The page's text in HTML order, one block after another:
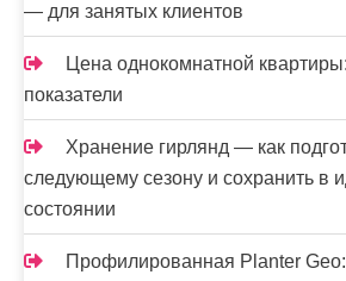
— для занятых клиентов
Цена однокомнатной
показатели
Хранение гирлянд — как
следующему сезону и сохранить в
состоянии
Профилированная Planter